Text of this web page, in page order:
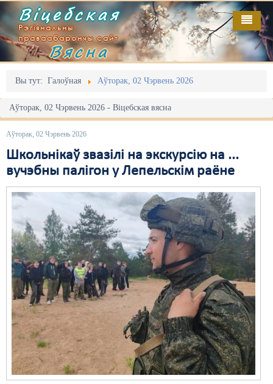
Віцебская
Рэгіянальны
праваабарончы сайт
Вясна
Вы тут: Галоўная Аўторак, 02 Чэрвень 2026
Аўторак, 02 Чэрвень 2026 - Віцебская вясна
Аўторак, 02 Чэрвень 2026
Школьнікаў звазілі на экскурсію на ...
вучэбны палігон у Лепельскім раёне
Галоўная
Адміністрацыйны перасьлед
Акцыі
Выбары
Грамадзянскія ініцыятывы
Дзяржава
Дыскрымінацыя
Затрыманьні
Карная псыхіятрыя
КПЧ ААН
Культурныя правы
ЛПП
Мігранты
Выданьні
Відэа
Пра нас
RSS